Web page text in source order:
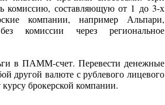
комиссию, составляющую от 1 до 3-х
компании, например Альпари,
комиссии через региональное
в ПАММ-счет. Перевести денежные
другой валюте с рублевого лицевого
брокерской компании.